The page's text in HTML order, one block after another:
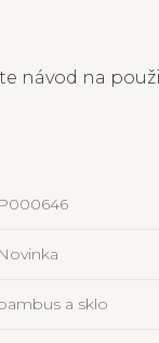
návod na
P000646
Novinka
a sklo